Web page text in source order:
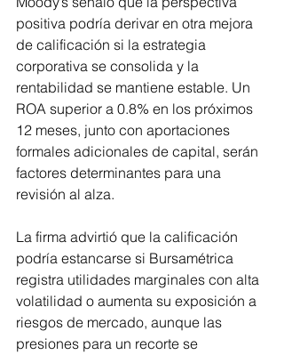
positiva podría derivar en otra mejora
de calificación si la estrategia
corporativa se consolida y la
rentabilidad se mantiene estable. Un
ROA superior a 0.8% en los próximos
12 meses, junto con aportaciones
formales adicionales de capital, serán
factores determinantes para una
revisión al alza.
La firma advirtió que la calificación
podría estancarse si Bursamétrica
registra utilidades marginales con alta
volatilidad o aumenta su exposición a
riesgos de mercado, aunque las
presiones para un recorte se